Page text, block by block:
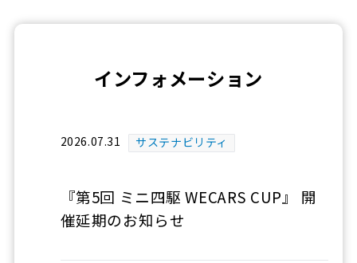
インフォメーション
2026.07.31 サステナビリティ
『第5回 ミニ四駆 WECARS CUP』 開
催延期のお知らせ